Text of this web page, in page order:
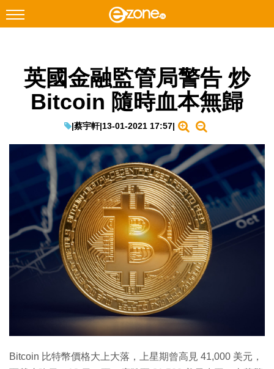
Facebook Instagram
科技焦點
遊戲動漫
教學評測
IT Times
生成式AI與雲端應用
Enterprise Digital Transformation
英國金融監管局警告 炒
Bitcoin 隨時血本無歸
|蔡宇軒|13-01-2021 17:57|
Bitcoin 比特幣價格大上大落，上星期曾高見 41,000 美元，